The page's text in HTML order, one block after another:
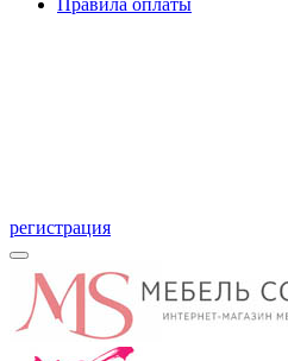
Правила оплаты
регистрация